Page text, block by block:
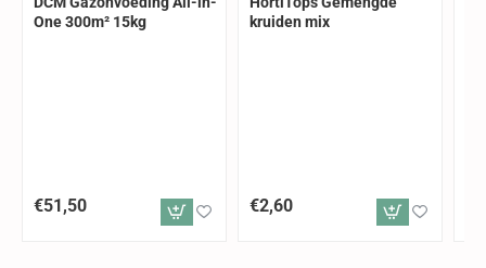
One 300m² 15kg
€51,50
kruiden mix
€2,60